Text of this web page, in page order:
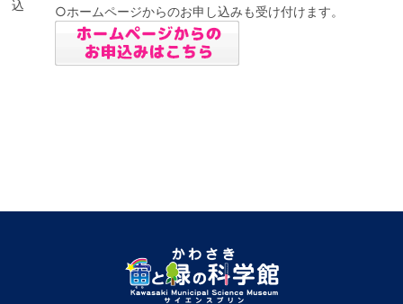
込
○ホームページからのお申し込みも受け付けます。